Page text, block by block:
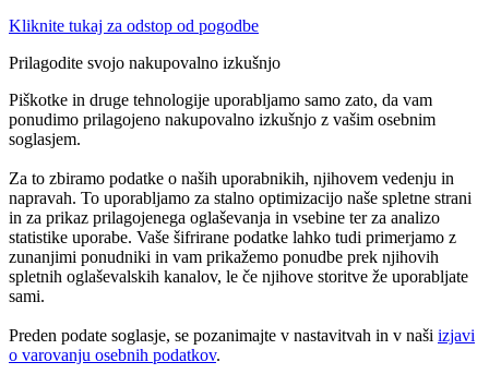
Kliknite tukaj za odstop od pogodbe
Prilagodite svojo nakupovalno izkušnjo
Piškotke in druge tehnologije uporabljamo samo zato, da vam
ponudimo prilagojeno nakupovalno izkušnjo z vašim osebnim
soglasjem.
Za to zbiramo podatke o naših uporabnikih, njihovem vedenju in
napravah. To uporabljamo za stalno optimizacijo naše spletne strani
in za prikaz prilagojenega oglaševanja in vsebine ter za analizo
statistike uporabe. Vaše šifrirane podatke lahko tudi primerjamo z
zunanjimi ponudniki in vam prikažemo ponudbe prek njihovih
spletnih oglaševalskih kanalov, le če njihove storitve že uporabljate
sami.
Preden podate soglasje, se pozanimajte v nastavitvah in v naši izjavi
o varovanju osebnih podatkov.